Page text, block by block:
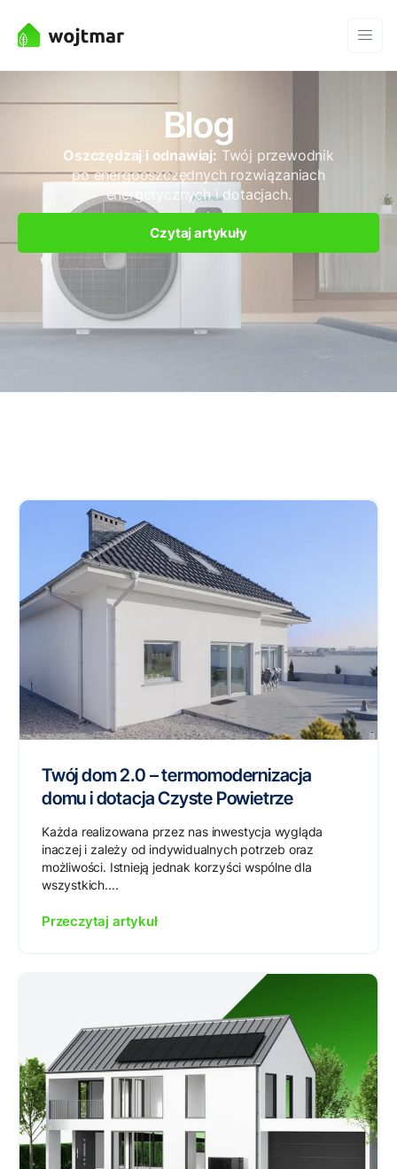
Blog
Oszczędzaj i odnawiaj: Twój przewodnik
po energooszczędnych rozwiązaniach
energetycznych i dotacjach.
Czytaj artykuły
Twój dom 2.0 – termomodernizacja
domu i dotacja Czyste Powietrze
Każda realizowana przez nas inwestycja wygląda
inaczej i zależy od indywidualnych potrzeb oraz
możliwości. Istnieją jednak korzyści wspólne dla
wszystkich....
Przeczytaj artykuł